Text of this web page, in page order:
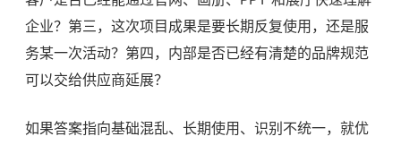
企业？第三，这次项目成果是要长期反复使用，还是服
务某一次活动？第四，内部是否已经有清楚的品牌规范
可以交给供应商延展？
如果答案指向基础混乱、长期使用、识别不统一，就优